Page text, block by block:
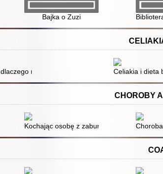
niepełnosprawnego intelektualnie : materiały
Bajka o Zuzi
nie ciastko? Celiakia i dieta
CHOROBY
sensorycznej : zaburzenia rozwojowo-
Kochając osobę z zaburzeniami